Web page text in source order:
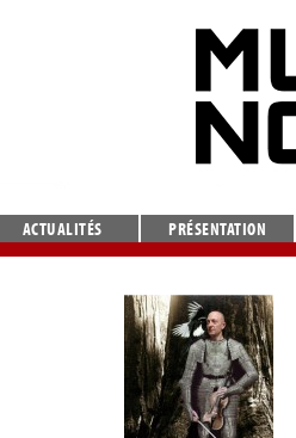
ACTUALITÉS PRÉSENTATION